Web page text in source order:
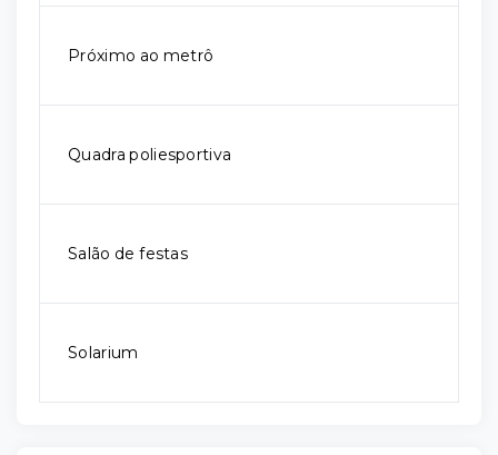
Próximo ao metrô
Quadra poliesportiva
Salão de festas
Solarium